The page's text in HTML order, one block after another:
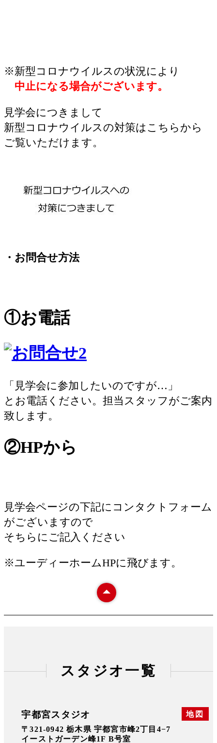
※新型コロナウイルスの状況により
中止になる場合がございます。
見学会につきまして
新型コロナウイルスの対策はこちらから
ご覧いただけます。
・お問合せ方法
①お電話
「見学会に参加したいのですが…」
とお電話ください。担当スタッフがご案内
致します。
②HPから
見学会ページの下記にコンタクトフォーム
がございますので
そちらにご記入ください
※ユーディーホームHPに飛びます。
スタジオ一覧
宇都宮スタジオ
地図
〒321-0942 栃木県 宇都宮市峰2丁目4−7
イーストガーデン峰1F B号室